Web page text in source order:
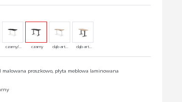
czarny/... czarny dąb art... dąb art...
malowana proszkowo, płyta meblowa laminowana